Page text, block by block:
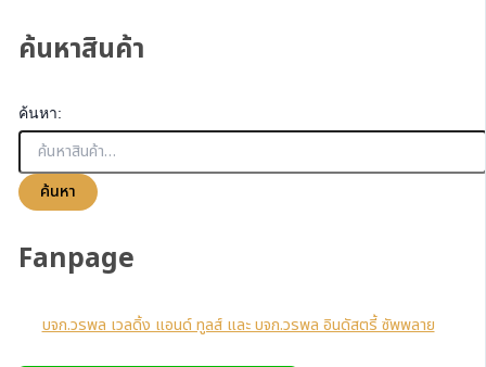
ค้นหาสินค้า
ค้นหา:
ค้นหา
Fanpage
บจก.วรพล เวลดิ้ง แอนด์ ทูลส์ และ บจก.วรพล อินดัสตรี้ ซัพพลาย